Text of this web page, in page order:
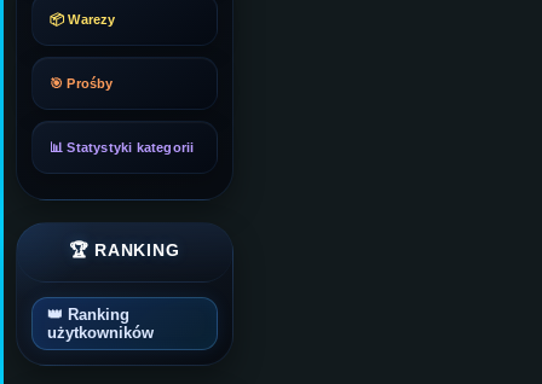
📦 Warezy
🎯 Prośby
📊 Statystyki kategorii
🏆 RANKING
👑 Ranking
użytkowników